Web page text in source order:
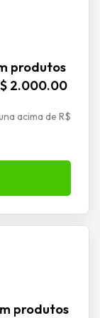
produtos
2.000.00
acima de R$
produtos